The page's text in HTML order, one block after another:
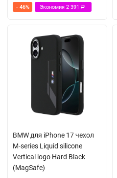
- 46% Экономия 2 391 Р
BMW для iPhone 17 чехол
M-series Liquid silicone
Vertical logo Hard Black
(MagSafe)